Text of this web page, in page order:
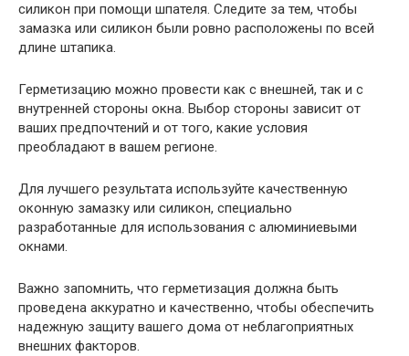
силикон при помощи шпателя. Следите за тем, чтобы
замазка или силикон были ровно расположены по всей
длине штапика.
Герметизацию можно провести как с внешней, так и с
внутренней стороны окна. Выбор стороны зависит от
ваших предпочтений и от того, какие условия
преобладают в вашем регионе.
Для лучшего результата используйте качественную
оконную замазку или силикон, специально
разработанные для использования с алюминиевыми
окнами.
Важно запомнить, что герметизация должна быть
проведена аккуратно и качественно, чтобы обеспечить
надежную защиту вашего дома от неблагоприятных
внешних факторов.